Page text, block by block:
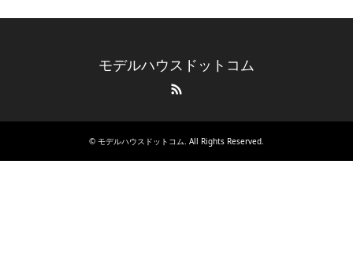
モデルハウスドットコム
© モデルハウスドットコム. All Rights Reserved.